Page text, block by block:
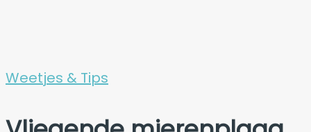
Weetjes & Tips